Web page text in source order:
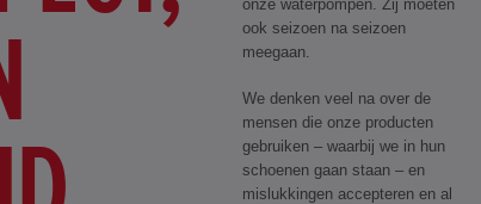
onze waterpompen. Zij moeten
ook seizoen na seizoen
meegaan.
We denken veel na over de
mensen die onze producten
gebruiken – waarbij we in hun
schoenen gaan staan – en
mislukkingen accepteren en al